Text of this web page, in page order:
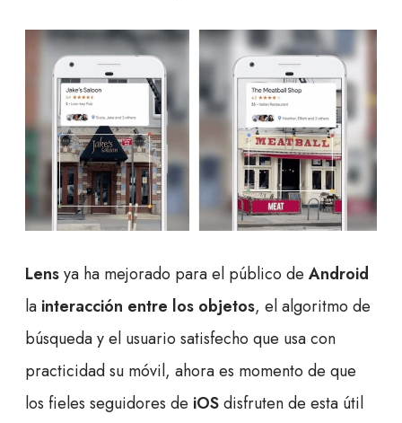
Lensya ha mejorado para el público de Android
la interacción entre los objetos, el algoritmo de
búsqueda y el usuario satisfecho que usa con
practicidad su móvil, ahora es momento de que
los fieles seguidores de iOSdisfruten de esta útil